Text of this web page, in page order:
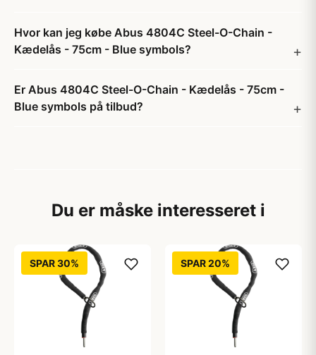
Hvor kan jeg købe Abus 4804C Steel-O-Chain -
Kædelås - 75cm - Blue symbols?
Er Abus 4804C Steel-O-Chain - Kædelås - 75cm -
Blue symbols på tilbud?
Du er måske interesseret i
SPAR 30% SPAR 20%